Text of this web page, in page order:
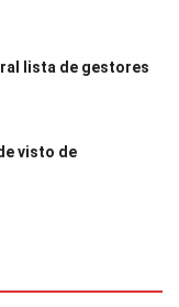
lista de gestores
visto de